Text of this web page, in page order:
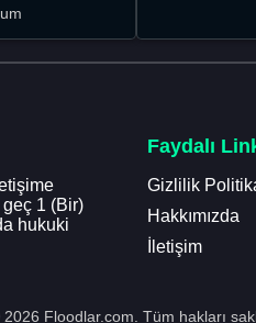
1 (Bir)
hukuki
Faydalı
Gizlilik
Hakkımızda
İletişim
Floodlar.com. Tüm hakları